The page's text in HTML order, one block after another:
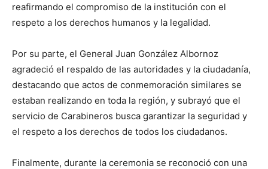
reafirmando el compromiso de la institución con el
respeto a los derechos humanos y la legalidad.
Por su parte, el General Juan González Albornoz
agradeció el respaldo de las autoridades y la ciudadanía,
destacando que actos de conmemoración similares se
estaban realizando en toda la región, y subrayó que el
servicio de Carabineros busca garantizar la seguridad y
el respeto a los derechos de todos los ciudadanos.
Finalmente, durante la ceremonia se reconoció con una